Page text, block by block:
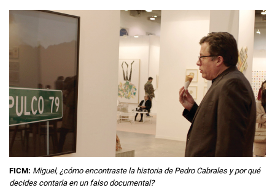
FICM: Miguel, ¿cómo encontraste la historia de Pedro Cabrales y por qué
decides contarla en un falso documental?